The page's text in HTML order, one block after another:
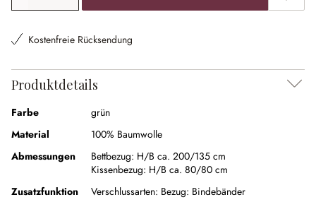
Kostenfreie Rücksendung
Produktdetails
Farbe
grün
Material
100% Baumwolle
Abmessungen
Bettbezug: H/B ca. 200/135 cm
Kissenbezug: H/B ca. 80/80 cm
Zusatzfunktion
Verschlussarten: Bezug: Bindebänder